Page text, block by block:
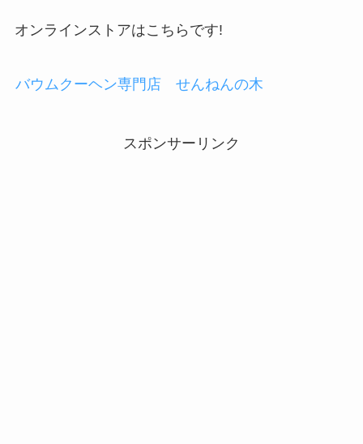
オンラインストアはこちらです!
バウムクーヘン専門店 せんねんの木
スポンサーリンク